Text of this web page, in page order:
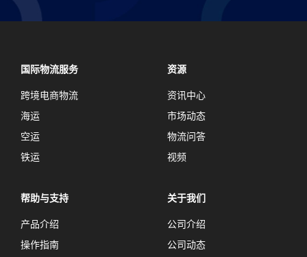
国际物流服务
跨境电商物流
海运
空运
铁运
资源
资讯中心
市场动态
物流问答
视频
帮助与支持
产品介绍
操作指南
关于我们
公司介绍
公司动态